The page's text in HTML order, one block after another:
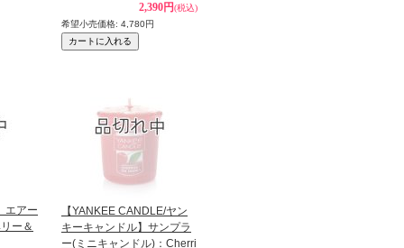
2,390円(税込)
希望小売価格: 4,780円
エアー
ー＆
【YANKEE CANDLE/ヤン
キーキャンドル】サンプラ
ー(ミニキャンドル)：Cherri